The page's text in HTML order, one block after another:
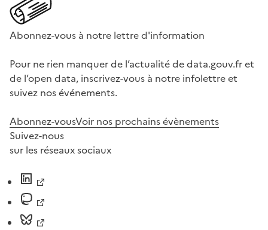
Abonnez-vous à notre lettre d'information
Pour ne rien manquer de l’actualité de data.gouv.fr et
de l’open data, inscrivez-vous à notre infolettre et
suivez nos événements.
Abonnez-vousVoir nos prochains évènements
Suivez-nous
sur les réseaux sociaux